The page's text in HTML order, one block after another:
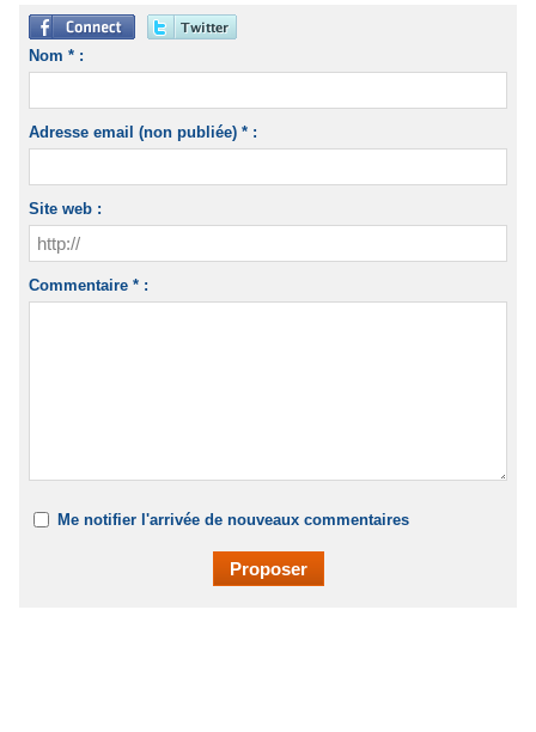
Nom * :
Adresse email (non publiée) * :
Site web :
Commentaire * :
Me notifier l'arrivée de nouveaux commentaires